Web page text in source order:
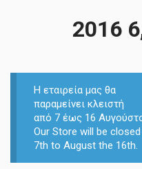
2016
Η εταιρεία μας θα
παραμείνει κλειστή
από 7 έως 16
Our Store will be
7th to August the 16th.